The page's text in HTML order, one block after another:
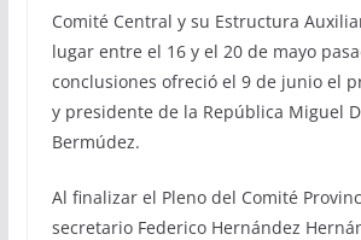
Comité Central y su Estructura
lugar entre el 16 y el 20 de mayo
conclusiones ofreció el 9 de junio el
y presidente de la República Miguel
Bermúdez.
Al finalizar el Pleno del Comité
secretario Federico Hernández